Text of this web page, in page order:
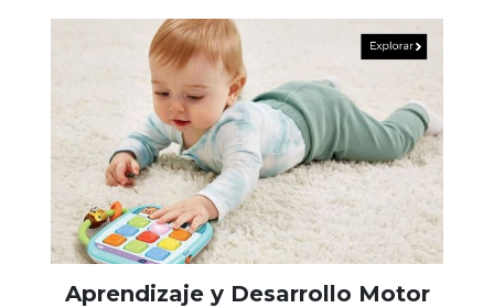
Aprendizaje y Desarrollo Motor